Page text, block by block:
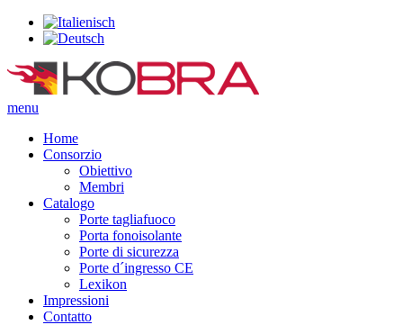
menu
Home
Consorzio
Obiettivo
Membri
Catalogo
Porte tagliafuoco
Porta fonoisolante
Porte di sicurezza
Porte d´ingresso CE
Lexikon
Impressioni
Contatto